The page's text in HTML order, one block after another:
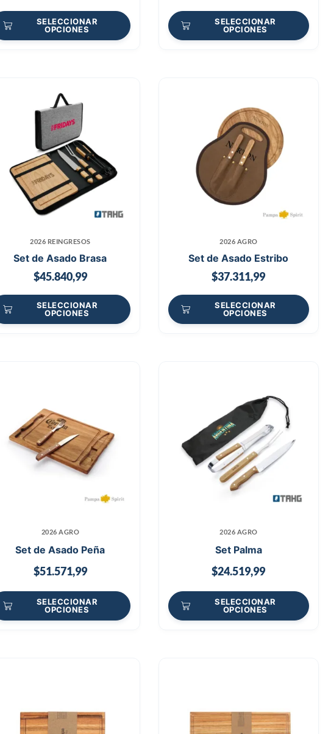
SELECCIONAR
OPCIONES
SELECCIONAR
OPCIONES
2026 REINGRESOS
Set de Asado Brasa
$45.840,99
SELECCIONAR
OPCIONES
2026 AGRO
Set de Asado Estribo
$37.311,99
SELECCIONAR
OPCIONES
2026 AGRO
Set de Asado Peña
$51.571,99
SELECCIONAR
OPCIONES
2026 AGRO
Set Palma
$24.519,99
SELECCIONAR
OPCIONES